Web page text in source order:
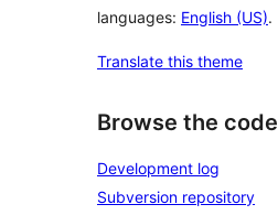
languages: English (US).
Translate this theme
Browse the code
Development log
Subversion repository